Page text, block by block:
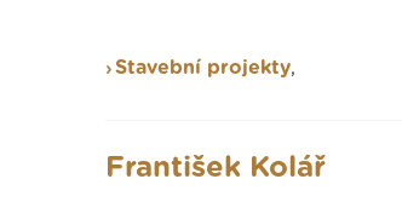
Stavební projekty,
František Kolář